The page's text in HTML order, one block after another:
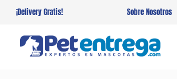
¡Delivery Gratis! Sobre Nosotros